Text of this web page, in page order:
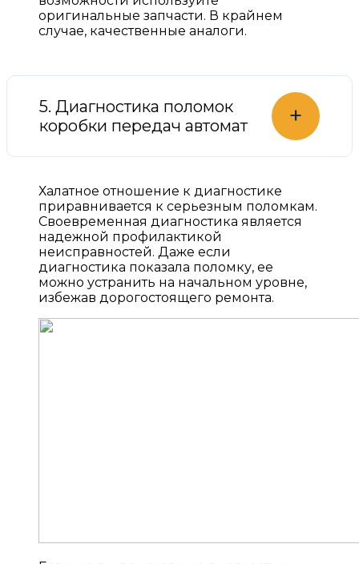
оригинальные запчасти. В крайнем
случае, качественные аналоги.
5. Диагностика поломок
коробки передач автомат
+
Халатное отношение к диагностике
приравнивается к серьезным поломкам.
Своевременная диагностика является
надежной профилактикой
неисправностей. Даже если
диагностика показала поломку, ее
можно устранить на начальном уровне,
избежав дорогостоящего ремонта.